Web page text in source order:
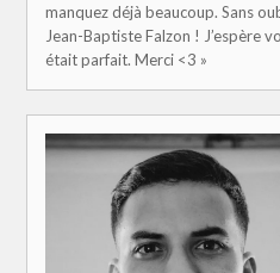
manquez déjà beaucoup. Sans
Jean-Baptiste Falzon ! J’espère
était parfait. Merci <3 »